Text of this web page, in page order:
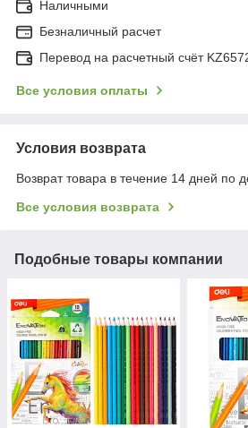
Наличными
Безналичный расчет
Перевод на расчетный счёт
Все условия оплаты
Условия возврата
Возврат товара в течение 14 дней по
Все условия возврата
Подобные товары компании